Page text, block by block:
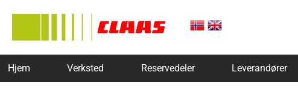
Hjem Verksted Reservedeler Leverandører